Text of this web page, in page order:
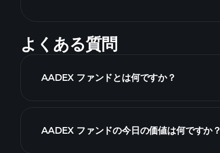
よくある質問
AADEX ファンドとは何ですか？
AADEX ファンドの今日の価値は何ですか？